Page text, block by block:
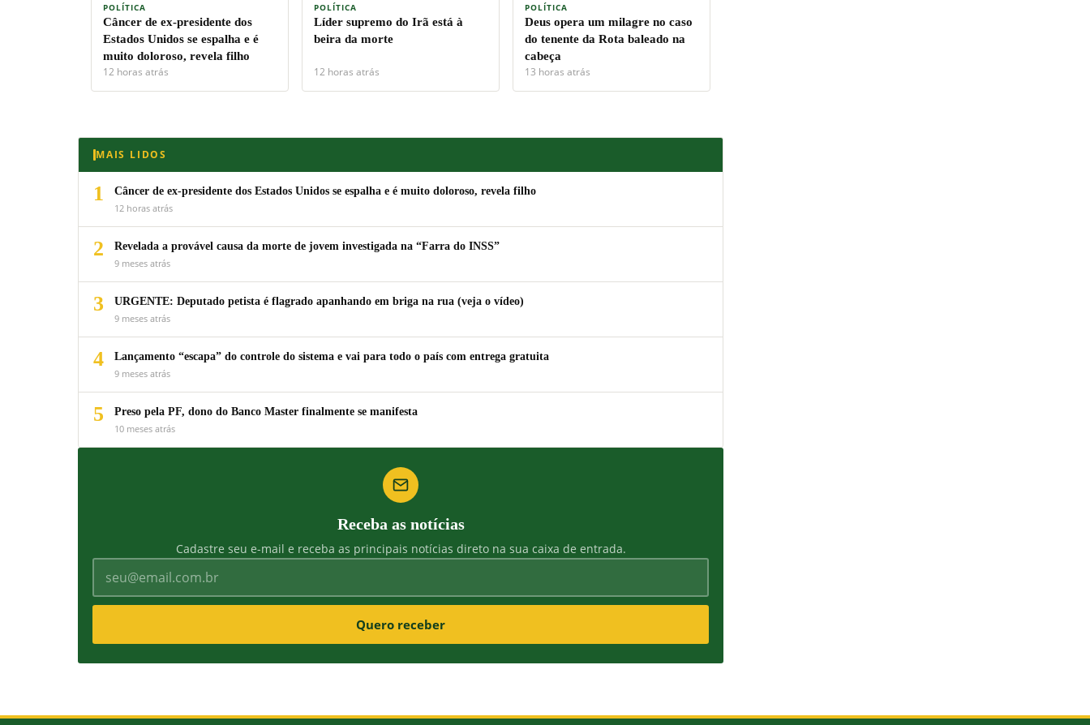
POLÍTICA
Câncer de ex-presidente dos
Estados Unidos se espalha e é
muito doloroso, revela filho
12 horas atrás
POLÍTICA
Líder supremo do Irã está à
beira da morte
12 horas atrás
POLÍTICA
Deus opera um milagre no caso
do tenente da Rota baleado na
cabeça
13 horas atrás
MAIS LIDOS
1
Câncer de ex-presidente dos Estados Unidos se espalha e é muito doloroso, revela filho
12 horas atrás
2
Revelada a provável causa da morte de jovem investigada na “Farra do INSS”
9 meses atrás
3
URGENTE: Deputado petista é flagrado apanhando em briga na rua (veja o vídeo)
9 meses atrás
4
Lançamento “escapa” do controle do sistema e vai para todo o país com entrega gratuita
9 meses atrás
5
Preso pela PF, dono do Banco Master finalmente se manifesta
10 meses atrás
Receba as notícias
Cadastre seu e-mail e receba as principais notícias direto na sua caixa de entrada.
Quero receber